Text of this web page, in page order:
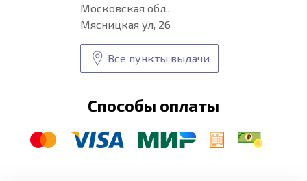
Московская обл.,
Мясницкая ул, 26
Все пункты выдачи
Способы оплаты